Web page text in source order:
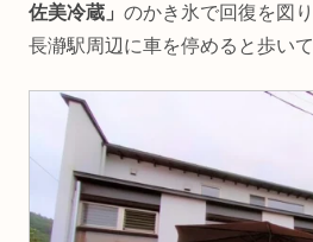
佐美冷蔵」 のかき氷で回復を図り
長瀞駅周辺に車を停めると歩い